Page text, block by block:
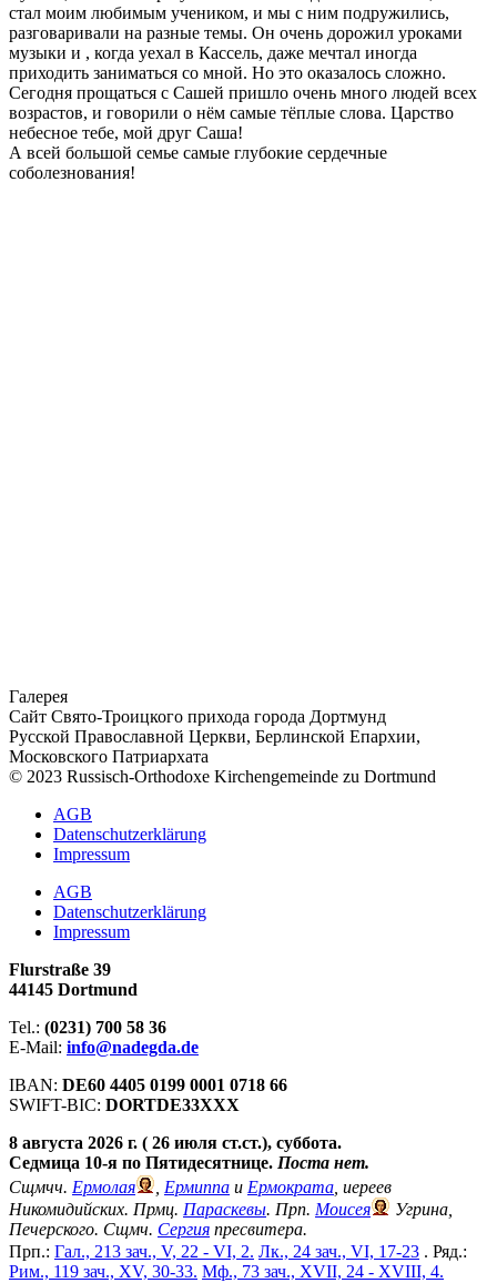
стал моим любимым учеником, и мы с ним подружились,
разговаривали на разные темы. Он очень дорожил уроками
музыки и , когда уехал в Кассель, даже мечтал иногда
приходить заниматься со мной. Но это оказалось сложно.
Сегодня прощаться с Сашей пришло очень много людей всех
возрастов, и говорили о нём самые тёплые слова. Царство
небесное тебе, мой друг Саша!
А всей большой семье самые глубокие сердечные
соболезнования!
Галерея
Сайт Свято-Троицкого прихода города Дортмунд
Русской Православной Церкви, Берлинской Епархии,
Московского Патриархата
© 2023 Russisch-Orthodoxe Kirchengemeinde zu Dortmund
АGB
Datenschutzerklärung
Impressum
АGB
Datenschutzerklärung
Impressum
Flurstraße 39
44145 Dortmund
Tel.: (0231) 700 58 36
E-Mail: info@nadegda.de
IBAN: DE60 4405 0199 0001 0718 66
SWIFT-BIC: DORTDE33XXX
8 августа 2026 г. ( 26 июля ст.ст.), суббота.
Седмица 10-я по Пятидесятнице. Поста нет.
Сщмчч. Ермолая Ермиппа и Ермократа , иереев
Никомидийских. Прмц. Параскевы. Прп. Моисея
Угрина,
Печерского. Сщмч. Сергия пресвитера.
Прп.: Гал., 213 зач., V, 22 - VI, 2. Лк., 24 зач., VI, 17-23 . Ряд.:
Рим., 119 зач., XV, 30-33. Мф., 73 зач., XVII, 24 - XVIII, 4.